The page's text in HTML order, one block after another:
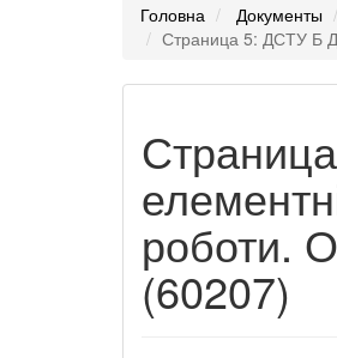
Головна Документы
Страница 5: ДСТУ Б
роботи.
(60207)